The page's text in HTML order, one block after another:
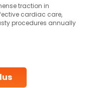
traction in
cardiac care,
procedures annually
angioplasty and